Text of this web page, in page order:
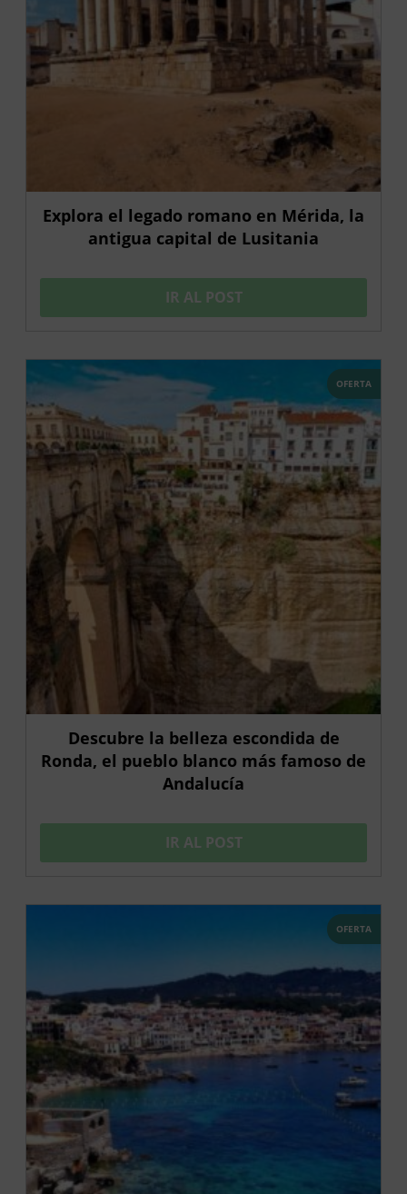
Explora el legado romano en Mérida, la
antigua capital de Lusitania
IR AL POST
OFERTA
Descubre la belleza escondida de
Ronda, el pueblo blanco más famoso de
Andalucía
IR AL POST
OFERTA